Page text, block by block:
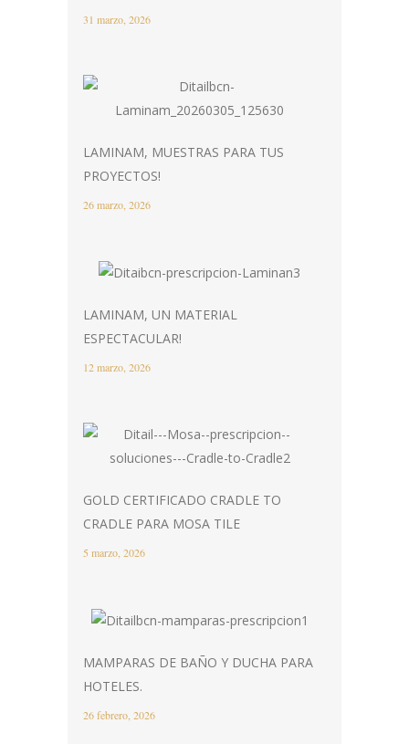
31 marzo, 2026
LAMINAM, MUESTRAS PARA TUS
PROYECTOS!
26 marzo, 2026
LAMINAM, UN MATERIAL
ESPECTACULAR!
12 marzo, 2026
GOLD CERTIFICADO CRADLE TO
CRADLE PARA MOSA TILE
5 marzo, 2026
MAMPARAS DE BAÑO Y DUCHA PARA
HOTELES.
26 febrero, 2026